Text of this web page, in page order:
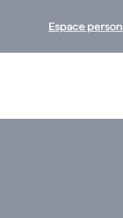
Espace